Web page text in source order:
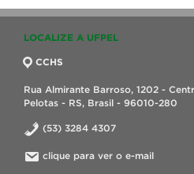
LOCALIZE A UFPEL
CCHS
Rua Almirante Barroso, 1202 -
Pelotas - RS, Brasil - 96010-280
(53) 3284 4307
clique para ver o e-mail